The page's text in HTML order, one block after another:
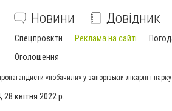
Новини Довідник
Спецпроєкти Реклама на сайті
Оголошення
«побачили» у запорізькій лікарні і
28 квітня 2022 р.